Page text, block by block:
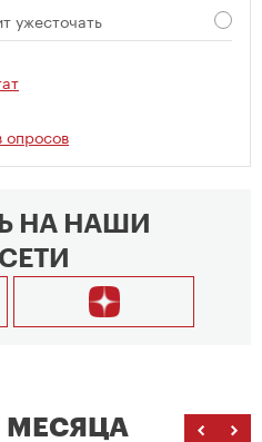
ужесточать
опросов
НА НАШИ
МЕСЯЦА